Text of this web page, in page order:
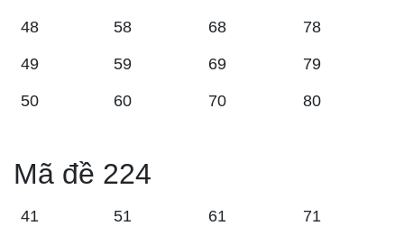
48 58 68 78
49 59 69 79
50 60 70 80
Mã đề 224
41 51 61 71